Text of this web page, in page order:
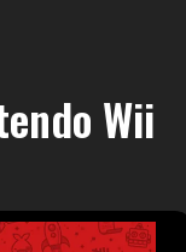
Wii